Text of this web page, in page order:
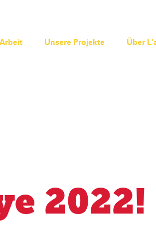
Unsere Projekte Über
2022!